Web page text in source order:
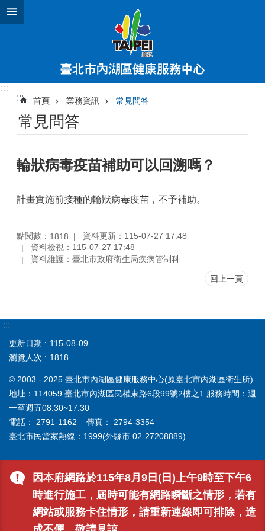
跳到主要內容區塊
:::
因本府網路於115年8月9日(日)上午9時至下午6
時進行施工，屆時可能有網路瞬斷之情形，若有
網站或服務卡住情形，請重新連線即可排除，造
::: 首頁 業務資訊 常見問答
常見問答
輪狀病毒疫苗補助可以回溯嗎？
計畫實施前接種的輪狀病毒疫苗，不予補助。
點閱數： 1818
資料更新：115-07-27 17:48
資料檢視：115-07-27 17:48
資料維護：臺北市政府衛生局疾病管制科
回上一頁
:::
更新日期
115-08-09
瀏覽人次
1818
© 2003 - 2025 臺北市內湖區健康服務中心(原臺北市內湖區衛生所)
地址：114059 臺北市內湖區民權東路6段99號2樓之1 服務時間：週
一至週五08:30~17:30
電話： 2791-1162 傳真： 2794-3354
臺北市民當家熱線：1999(外縣市 02-27208889)